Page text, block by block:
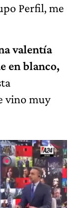
Perfil, me
valentía
en blanco,
vino muy